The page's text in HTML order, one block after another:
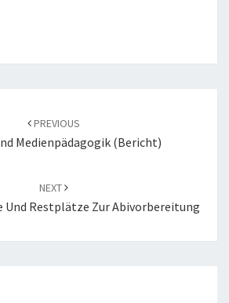
PREVIOUS
Medienpädagogik (Bericht)
NEXT
Und Restplätze Zur Abivorbereitung